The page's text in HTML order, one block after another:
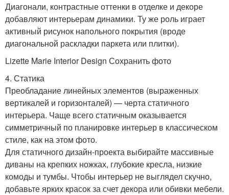
Диагонали, контрастные оттенки в отделке и декоре
добавляют интерьерам динамики. Ту же роль играет
активный рисунок напольного покрытия (вроде
диагональной раскладки паркета или плитки).
Lizette Marie Interior Design Сохранить фото
4. Статика
Преобладание линейных элементов (выраженных
вертикалей и горизонталей) — черта статичного
интерьера. Чаще всего статичным оказывается
симметричный по планировке интерьер в классическом
стиле, как на этом фото.
Для статичного дизайн-проекта выбирайте массивные
диваны на крепких ножках, глубокие кресла, низкие
комоды и тумбы. Чтобы интерьер не выглядел скучно,
добавьте ярких красок за счет декора или обивки мебели.